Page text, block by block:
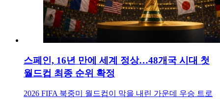
스페인, 16년 만에 세계 정상…48개국 시대 첫
월드컵 최종 순위 확정
2026 FIFA 북중미 월드컵이 막을 내린 가운데 우승 트로